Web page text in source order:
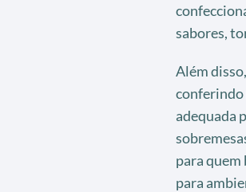
sabores,
Além
conferindo
adequada
para
para